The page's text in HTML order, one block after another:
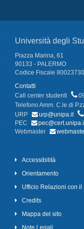
Università degli
Piazza Marina, 61
90133 - PALERMO
Codice Fiscale
Contatti
Call center studenti
Telefono Amm. C.le di
URP
urp@unipa.it
PEC
Webmaster
Accessibilità
Orientamento
Ufficio Relazioni con il
Credits
Mappa del sito